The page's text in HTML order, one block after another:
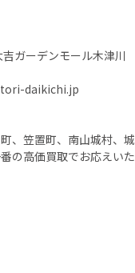
ガーデンモール木津川
daikichi.jp
、笠置町、南山城村、城
の高価買取でお応えいた